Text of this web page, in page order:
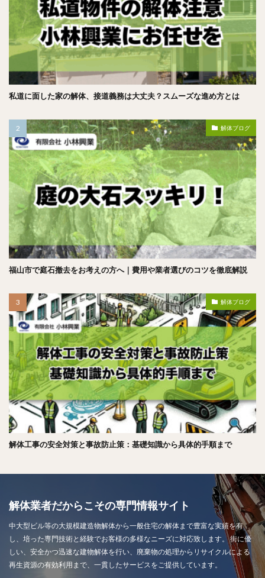
私道に面した家の解体、接道義務は大丈夫？スムーズな進め方とは
解体ブログ
福山市で庭石撤去をお考えの方へ｜費用や業者選びのコツを徹底解説
解体ブログ
解体工事の安全対策と事故防止策：基礎知識から具体的手順まで
解体業者だからこその専門情報サイト
中大型ビル等の大規模建造物解体から一般住宅の解体まで豊富な実績を有
し、培った専門技術と経験でお客様の多様なニーズに対応致します。 街に優
しい、安全かつ迅速な建物解体を行い、廃棄物の処理からリサイクルによる
再生資源の有効利用まで、一貫したサービスをご提供しています。